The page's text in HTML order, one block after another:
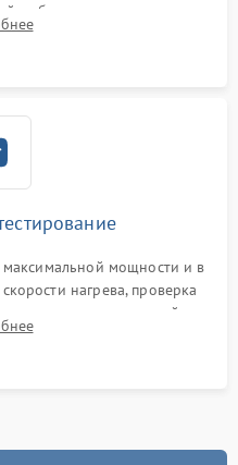
мебели и потерю тепла.
сборка корпуса шкафа.
максимальной мощности и в
нагрева, проверка
достижении заданной
утечек тока.